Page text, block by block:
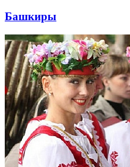
Башкиры